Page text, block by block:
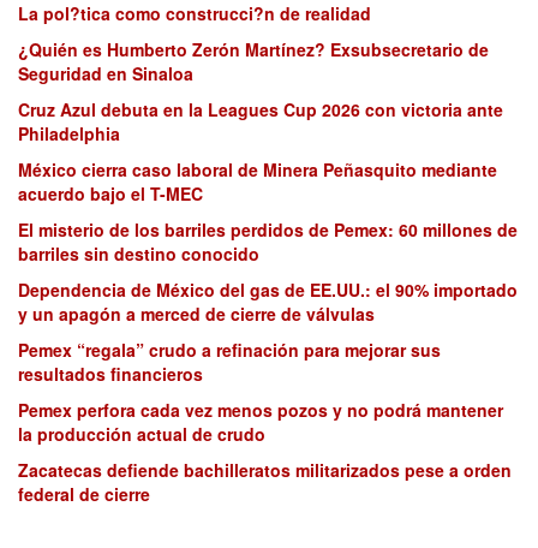
La pol?tica como construcci?n de realidad
¿Quién es Humberto Zerón Martínez? Exsubsecretario de
Seguridad en Sinaloa
Cruz Azul debuta en la Leagues Cup 2026 con victoria ante
Philadelphia
México cierra caso laboral de Minera Peñasquito mediante
acuerdo bajo el T-MEC
El misterio de los barriles perdidos de Pemex: 60 millones de
barriles sin destino conocido
Dependencia de México del gas de EE.UU.: el 90% importado
y un apagón a merced de cierre de válvulas
Pemex “regala” crudo a refinación para mejorar sus
resultados financieros
Pemex perfora cada vez menos pozos y no podrá mantener
la producción actual de crudo
Zacatecas defiende bachilleratos militarizados pese a orden
federal de cierre